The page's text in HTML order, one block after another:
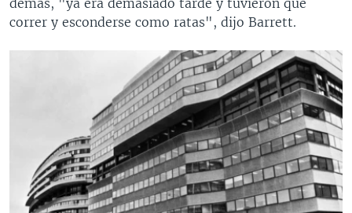
correr y esconderse como ratas", dijo Barrett.